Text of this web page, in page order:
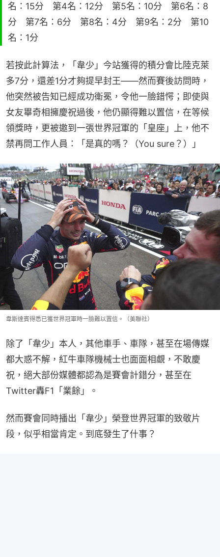
名：15分 第4名：12分 第5名：10分 第6名：8
分 第7名：6分 第8名：4分 第9名：2分 第10
名：1分
若按此計算法，「韋少」今站獲得的積分會比陸克萊
多7分，還差1分才夠提早封王——然而賽後訪問時，
他突然被告知已經成功衛冕，令他一臉錯愕；即使與
女友畢奇相擁慶祝過後，他仍顯得難以置信，在等候
領獎時，更被邀到一張世界冠軍的「皇座」上，他不
禁再問工作人員：「是真的嗎？（You sure？）」
韋斯達賓得悉已獲世界冠軍時一臉難以置信。（美聯社）
除了「韋少」本人，其他車手、車隊，甚至在場傳媒
都大惑不解，紅牛車隊機械士也面面相覷，不敢慶
祝，絕大部份媒體都認為是賽會計錯分，甚至在
Twitter轟F1「業餘」。
然而賽會同時播出「韋少」榮登世界冠軍的致敬片
段，似乎相當肯定。到底發生了什事？